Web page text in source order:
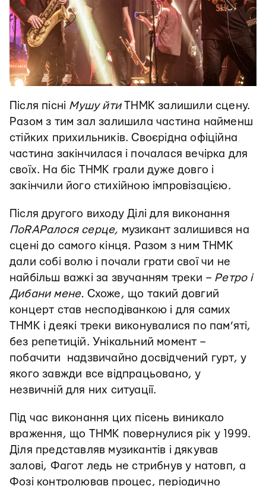
Після пісні Мушу йтиТНМК залишили сцену.
Разом з тим зал залишила частина найменш
стійких прихильників. Своєрідна офіційна
частина закінчилася і почалася вечірка для
своїх. На біс ТНМК грали дуже довго і
закінчили його стихійною імпровізацією.
Після другого виходу Ділі для виконання
ПоRAPалося серце, музикант залишився на
сцені до самого кінця. Разом з ним ТНМК
дали собі волю і почали грати свої чи не
найбільш важкі за звучанням треки – Ретро і
Дибани мене. Схоже, що такий довгий
концерт став несподіванкою і для самих
ТНМК і деякі треки виконувалися по пам’яті,
без репетицій. Унікальний момент –
побачити надзвичайно досвідчений гурт, у
якого завжди все відпрацьовано, у
незвичній для них ситуації.
Під час виконання цих пісень виникало
враження, що ТНМК повернулися рік у 1999.
Діля представляв музикантів і дякував
залові, Фагот ледь не стрибнув у натовп, а
Фозі контролював процес, періодично